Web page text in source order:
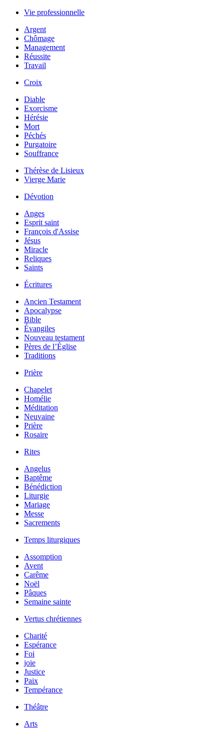
Vie professionnelle
Argent
Chômage
Management
Réussite
Travail
Croix
Diable
Exorcisme
Hérésie
Mort
Péchés
Purgatoire
Souffrance
Thérèse de Lisieux
Vierge Marie
Dévotion
Anges
Esprit saint
François d'Assise
Jésus
Miracle
Reliques
Saints
Écritures
Ancien Testament
Apocalypse
Bible
Évangiles
Nouveau testament
Pères de l’Église
Traditions
Prière
Chapelet
Homélie
Méditation
Neuvaine
Prière
Rosaire
Rites
Angelus
Baptême
Bénédiction
Liturgie
Mariage
Messe
Sacrements
Temps liturgiques
Assomption
Avent
Carême
Noël
Pâques
Semaine sainte
Vertus chrétiennes
Charité
Espérance
Foi
joie
Justice
Paix
Tempérance
Théâtre
Arts